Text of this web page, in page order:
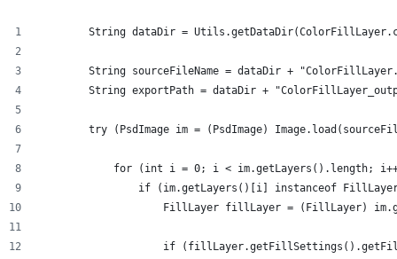
String dataDir =
String sourceFileName = dataDir +
String exportPath = dataDir +
try (PsdImage im = (PsdImage)
for (int i = 0; i < im.getLayers().length;
if (im.getLayers()[i] instanceof
FillLayer fillLayer = (FillLayer)
if